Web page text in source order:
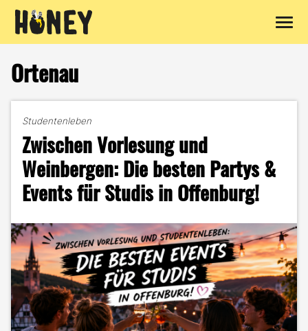
Inhalt
springen
Ortenau
Studentenleben
Zwischen Vorlesung und
Weinbergen: Die besten Partys &
Events für Studis in Offenburg!